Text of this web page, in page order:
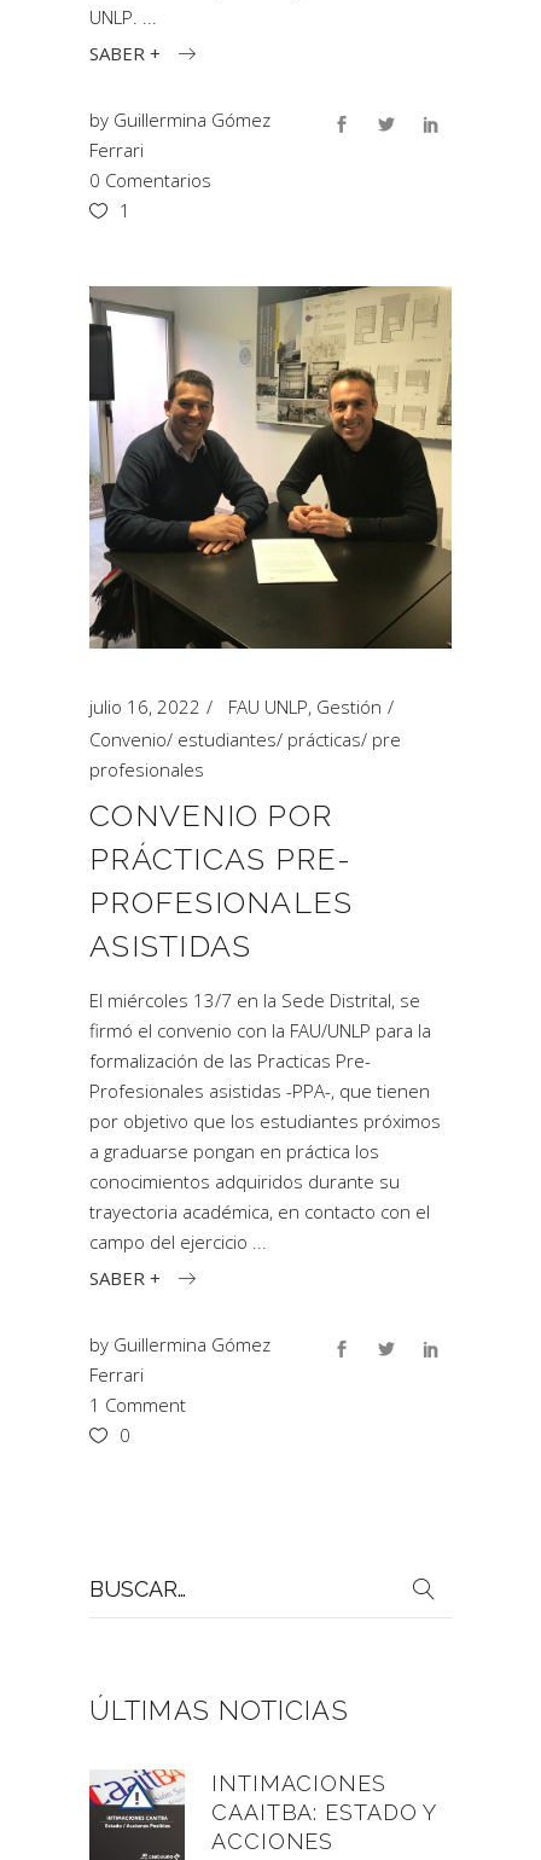
UNLP.
SABER +
by Guillermina Gómez
Ferrari
0 Comentarios
1
julio 16, 2022 FAU UNLP, Gestión
Convenio/ estudiantes/ prácticas/ pre
profesionales
CONVENIO POR
PRÁCTICAS PRE-
PROFESIONALES
ASISTIDAS
El miércoles 13/7 en la Sede Distrital, se
firmó el convenio con la FAU/UNLP para la
formalización de las Practicas Pre-
Profesionales asistidas -PPA-, que tienen
por objetivo que los estudiantes próximos
a graduarse pongan en práctica los
conocimientos adquiridos durante su
trayectoria académica, en contacto con el
campo del ejercicio
SABER +
by Guillermina Gómez
Ferrari
1 Comment
0
por:
ÚLTIMAS NOTICIAS
INTIMACIONES
CAAITBA: ESTADO Y
ACCIONES